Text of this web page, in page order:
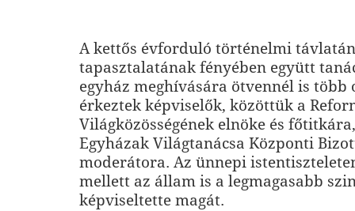
A kettős évforduló történelmi
tapasztalatának fényében együtt
egyház meghívására ötvennél is több
érkeztek képviselők, közöttük a
Világközösségének elnöke és
Egyházak Világtanácsa Központi
moderátora. Az ünnepi
mellett az állam is a legmagasabb
képviseltette magát.